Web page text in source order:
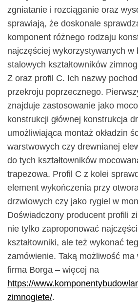
zgniatanie i rozciąganie oraz
sprawiają, że doskonale
komponent różnego rodzaju
najczęściej wykorzystywanych w
stalowych kształtowników
Z oraz profil C. Ich nazwy
przekroju poprzecznego.
znajduje zastosowanie jako
konstrukcji głównej konstrukcja
umożliwiająca montaż okładzin
warstwowych czy drewnianej
do tych kształtowników
trapezowa. Profil C z kolei
element wykończenia przy
drzwiowych czy jako rygiel w
Doświadczony producent profili
nie tylko zaproponować
kształtowniki, ale też wykonać
zamówienie. Taką możliwość ma
firma Borga – więcej na
https://
zimnogiete/.